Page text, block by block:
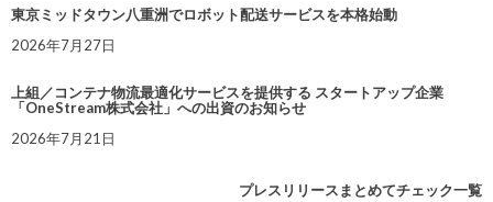
東京ミッドタウン八重洲でロボット配送サービスを本格始動
2026年7月27日
上組／コンテナ物流最適化サービスを提供する スタートアップ企業
「OneStream株式会社」への出資のお知らせ
2026年7月21日
プレスリリースまとめてチェック一覧